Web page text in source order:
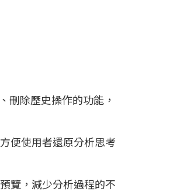
刪除歷史操作的功能，
便使用者還原分析思考
覽，減少分析過程的不